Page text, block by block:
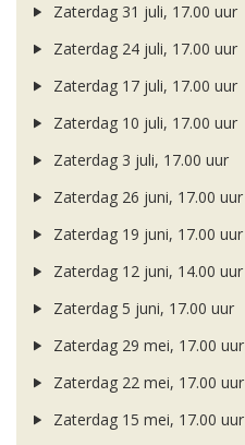
Zaterdag 31 juli, 17.00 uur
Zaterdag 24 juli, 17.00 uur
Zaterdag 17 juli, 17.00 uur
Zaterdag 10 juli, 17.00 uur
Zaterdag 3 juli, 17.00 uur
Zaterdag 26 juni, 17.00 uur
Zaterdag 19 juni, 17.00 uur
Zaterdag 12 juni, 14.00 uur
Zaterdag 5 juni, 17.00 uur
Zaterdag 29 mei, 17.00 uur
Zaterdag 22 mei, 17.00 uur
Zaterdag 15 mei, 17.00 uur